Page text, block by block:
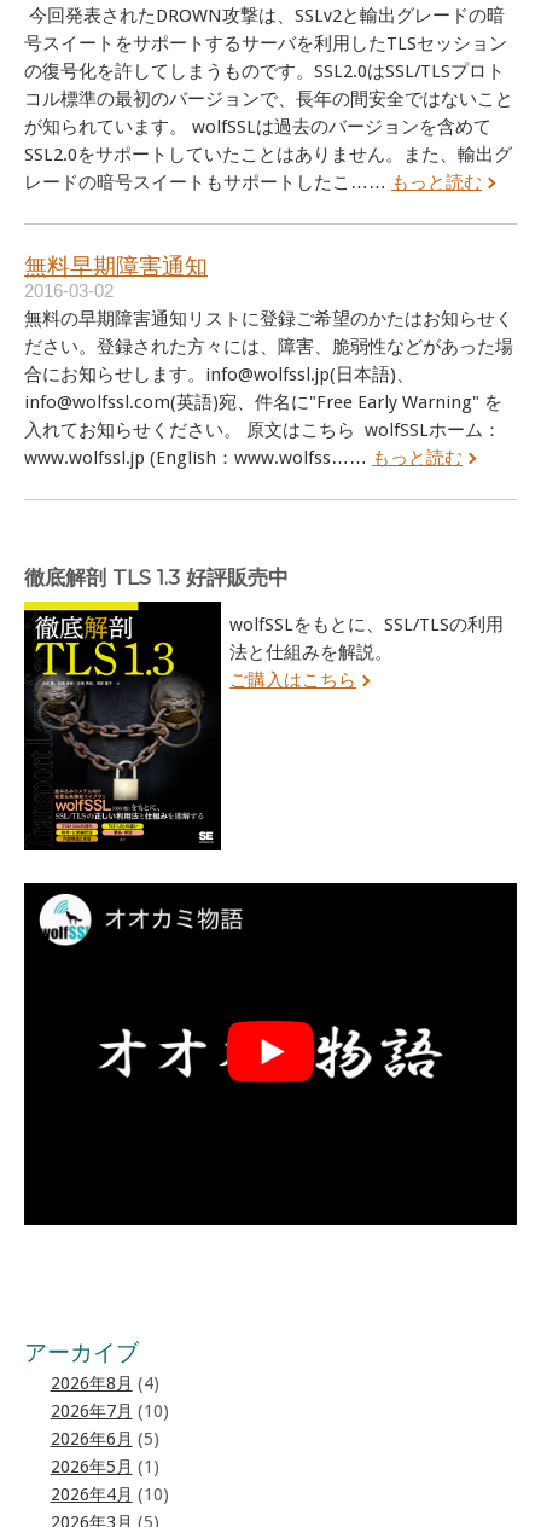
今回発表されたDROWN攻撃は、SSLv2と輸出グレードの暗
号スイートをサポートするサーバを利用したTLSセッション
の復号化を許してしまうものです。SSL2.0はSSL/TLSプロト
コル標準の最初のバージョンで、長年の間安全ではないこと
が知られています。 wolfSSLは過去のバージョンを含めて
SSL2.0をサポートしていたことはありません。また、輸出グ
レードの暗号スイートもサポートしたこ…… もっと読む
無料早期障害通知
2016-03-02
無料の早期障害通知リストに登録ご希望のかたはお知らせく
ださい。登録された方々には、障害、脆弱性などがあった場
合にお知らせします。info@wolfssl.jp(日本語)、
info@wolfssl.com(英語)宛、件名に"Free Early Warning" を
入れてお知らせください。 原文はこちら wolfSSLホーム：
www.wolfssl.jp (English：www.wolfss…… もっと読む
徹底解剖 TLS 1.3 好評販売中
wolfSSLをもとに、SSL/TLSの利用
法と仕組みを解説。
ご購入はこちら
アーカイブ
2026年8月 (4)
2026年7月 (10)
2026年6月 (5)
2026年5月 (1)
2026年4月 (10)
2026年3月 (5)